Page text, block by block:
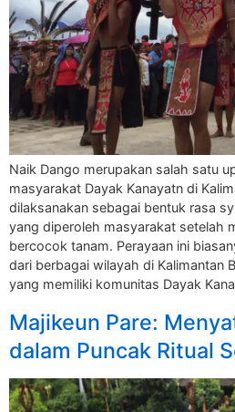
Naik Dango merupakan salah satu
masyarakat Dayak Kanayatn di
dilaksanakan sebagai bentuk rasa
yang diperoleh masyarakat setelah
bercocok tanam. Perayaan ini
dari berbagai wilayah di Kalimantan
yang memiliki komunitas Dayak
Majikeun Pare:
dalam Puncak Ritual